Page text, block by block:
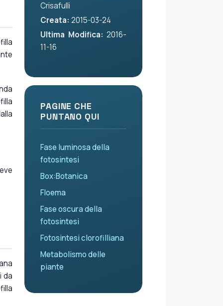
da
Crisafulli
Creata: 2015-03-24
Ultima Modifica: 2016-
11-16
PAGINE CHE
PUNTANO QUI
Fase luminosa della
fotosintesi
Box:Botanica
Floema
Fase oscura della
fotosintesi
Fotosintesi clorofilliana
Metabolismo delle
piante